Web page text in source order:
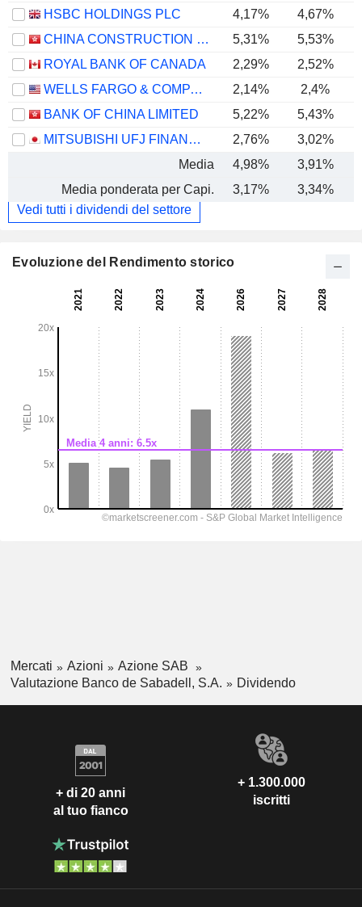
HSBC HOLDINGS PLC
4,17% 4,67%
CHINA CONSTRUCTION BANK CORPORATION
5,31%
5,53%
ROYAL BANK OF CANADA
2,29% 2,52%
WELLS FARGO & COMPANY
2,14% 2,4%
BANK OF CHINA LIMITED
5,22%
5,43%
MITSUBISHI UFJ FINANCIAL GROUP, INC.
2,76% 3,02%
Media
4,98% 3,91%
Media ponderata per Capi.
3,17% 3,34%
Vedi tutti i dividendi del settore
Evoluzione del Rendimento storico
Mercati Azioni
Azione SAB
Valutazione Banco de Sabadell, S.A.
Dividendo
+ di 20 anni
al tuo fianco
+ 1.300.000
iscritti